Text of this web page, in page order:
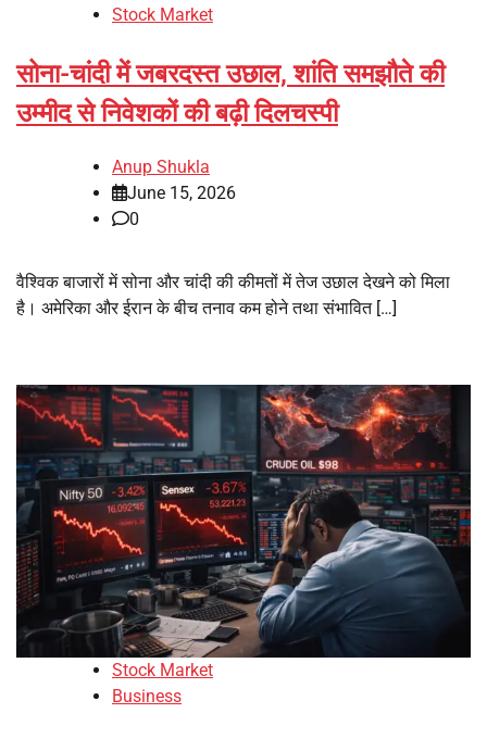
Stock Market
सोना-चांदी में जबरदस्त उछाल, शांति समझौते की
उम्मीद से निवेशकों की बढ़ी दिलचस्पी
Anup Shukla
June 15, 2026
0
वैश्विक बाजारों में सोना और चांदी की कीमतों में तेज उछाल देखने को मिला
है। अमेरिका और ईरान के बीच तनाव कम होने तथा संभावित […]
Stock Market
Business